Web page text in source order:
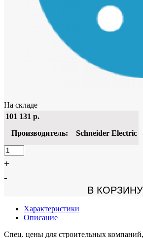
На складе
101 131 р.
Производитель:
Schneider Electric
+
-
В КОРЗИНУ
Характеристики
Описание
Спец. цены для строительных